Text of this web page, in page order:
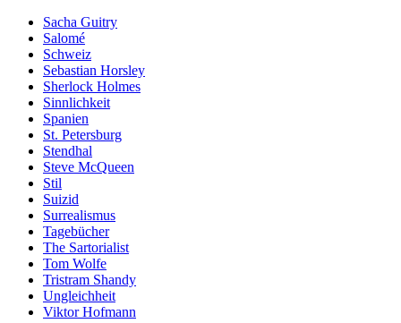
Sacha Guitry
Salomé
Schweiz
Sebastian Horsley
Sherlock Holmes
Sinnlichkeit
Spanien
St. Petersburg
Stendhal
Steve McQueen
Stil
Suizid
Surrealismus
Tagebücher
The Sartorialist
Tom Wolfe
Tristram Shandy
Ungleichheit
Viktor Hofmann